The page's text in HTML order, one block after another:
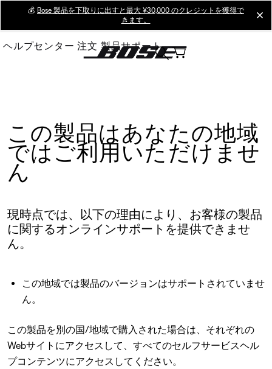
Main
💰 Bose 製品を下取りに出すと最大 ¥30,000 のクレジットを獲得で
きます。
ヘルプセンター 注文 製品サポート
この製品はあなたの地域
ではご利用いただけませ
ん
現時点では、以下の理由により、お客様の製品
に関するオンラインサポートを提供できませ
ん。
この地域では製品のバージョンはサポートされていませ
ん。
この製品を別の国/地域で購入された場合は、それぞれの
Webサイトにアクセスして、すべてのセルフサービスヘル
プコンテンツにアクセスしてください。